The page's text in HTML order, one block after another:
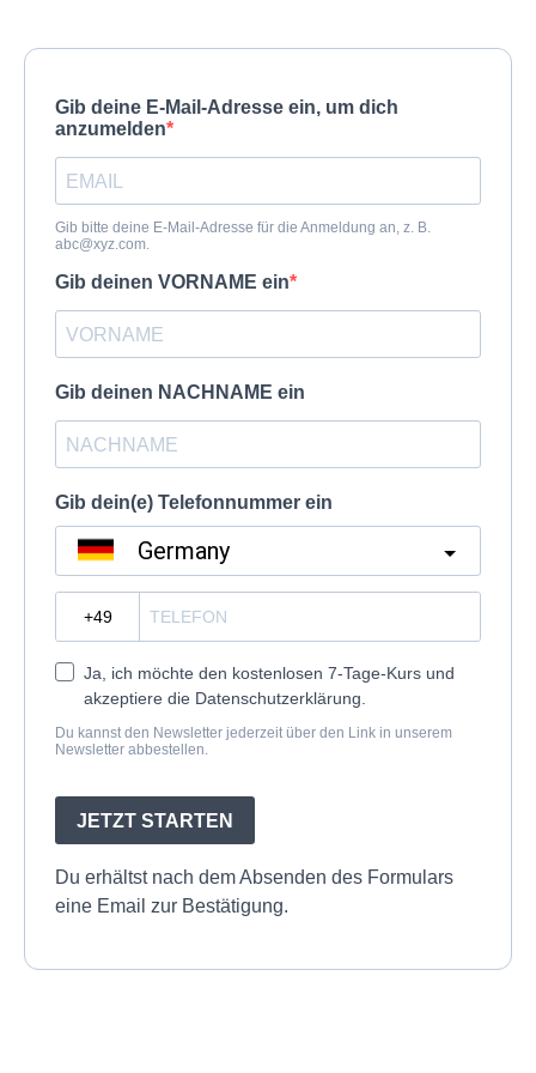
Gib deine E-Mail-Adresse ein, um dich
anzumelden
Gib bitte deine E-Mail-Adresse für die Anmeldung an, z. B.
abc@xyz.com.
Gib deinen VORNAME ein
Gib deinen NACHNAME ein
Gib dein(e) Telefonnummer ein
Germany
Ja, ich möchte den kostenlosen 7-Tage-Kurs und
akzeptiere die Datenschutzerklärung.
Du kannst den Newsletter jederzeit über den Link in unserem
Newsletter abbestellen.
JETZT STARTEN
Du erhältst nach dem Absenden des Formulars
eine Email zur Bestätigung.